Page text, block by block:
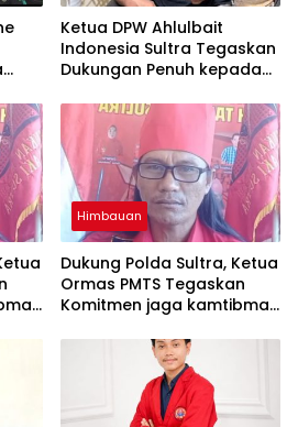
Ketua DPW Ahlulbait
Indonesia Sultra Tegaskan
Dukungan Penuh kepada
Kamtibmas
Himbauan
Dukung Polda Sultra, Ketua
Ormas PMTS Tegaskan
Komitmen jaga kamtibmas